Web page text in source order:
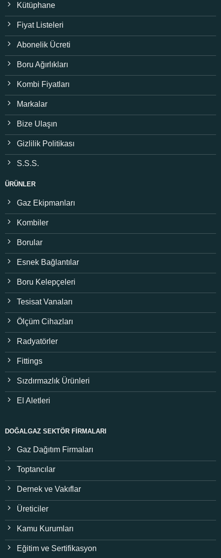
Kütüphane
Fiyat Listeleri
Abonelik Ücreti
Boru Ağırlıkları
Kombi Fiyatları
Markalar
Bize Ulaşın
Gizlilik Politikası
S.S.S.
ÜRÜNLER
Gaz Ekipmanları
Kombiler
Borular
Esnek Bağlantılar
Boru Kelepçeleri
Tesisat Vanaları
Ölçüm Cihazları
Radyatörler
Fittings
Sızdırmazlık Ürünleri
El Aletleri
DOĞALGAZ SEKTÖR FIRMALARI
Gaz Dağıtım Firmaları
Toptancılar
Dernek ve Vakıflar
Üreticiler
Kamu Kurumları
Eğitim ve Sertifikasyon